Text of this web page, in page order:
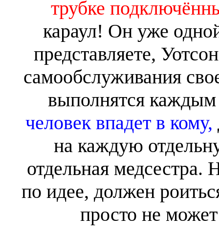
трубке
караул! Он уже
представляете,
самообслуживания
выполнятся каждым
человек впадет в кому,
на каждую
отдельная
по идее, должен
просто не может